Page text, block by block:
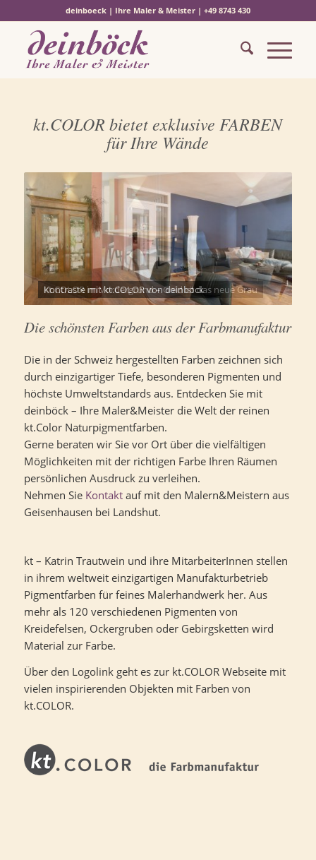
deinboeck | Ihre Maler & Meister | +49 8743 430
kt.COLOR bietet exklusive FARBEN
für Ihre Wände
Kontraste mit kt.COLOR von deinböck
Die schönsten Farben aus der Farbmanufaktur
Die in der Schweiz hergestellten Farben zeichnen sich
durch einzigartiger Tiefe, besonderen Pigmenten und
höchste Umweltstandards aus. Entdecken Sie mit
deinböck – Ihre Maler&Meister die Welt der reinen
kt.Color Naturpigmentfarben.
Gerne beraten wir Sie vor Ort über die vielfältigen
Möglichkeiten mit der richtigen Farbe Ihren Räumen
persönlichen Ausdruck zu verleihen.
Nehmen Sie Kontaktauf mit den Malern&Meistern aus
Geisenhausen bei Landshut.
kt – Katrin Trautwein und ihre MitarbeiterInnen stellen
in ihrem weltweit einzigartigen Manufakturbetrieb
Pigmentfarben für feines Malerhandwerk her. Aus
mehr als 120 verschiedenen Pigmenten von
Kreidefelsen, Ockergruben oder Gebirgsketten wird
Material zur Farbe.
Über den Logolink geht es zur kt.COLOR Webseite mit
vielen inspirierenden Objekten mit Farben von
kt.COLOR.